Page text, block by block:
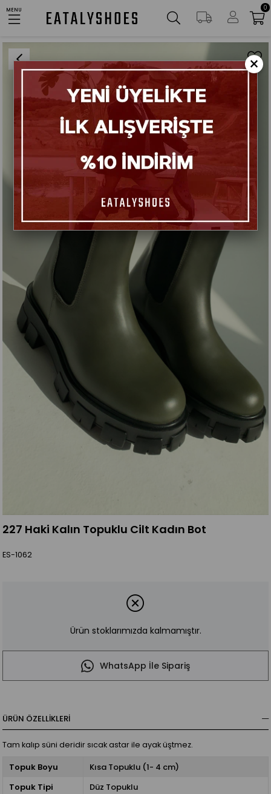
AYNI GÜN KARGO
MENU 0
227 Haki Kalın Topuklu Cilt Kadın Bot
ES-1062
Ürün stoklarımızda kalmamıştır.
WhatsApp İle Sipariş
ÜRÜN ÖZELLIKLERI
Tam kalıp süni deridir sıcak astar ile ayak üştmez.
Topuk Boyu
Kısa Topuklu (1- 4 cm)
Topuk Tipi
Düz Topuklu
×